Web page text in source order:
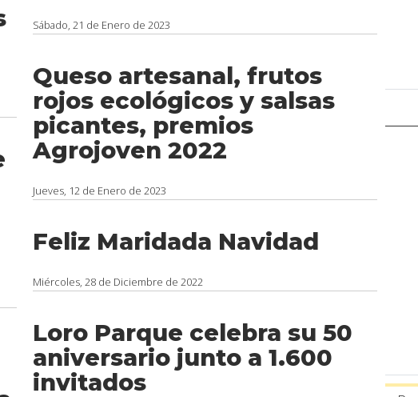
Sábado, 21 de Enero de 2023
Queso artesanal, frutos
rojos ecológicos y salsas
picantes, premios
Agrojoven 2022
Jueves, 12 de Enero de 2023
Feliz Maridada Navidad
Miércoles, 28 de Diciembre de 2022
Loro Parque celebra su 50
aniversario junto a 1.600
invitados